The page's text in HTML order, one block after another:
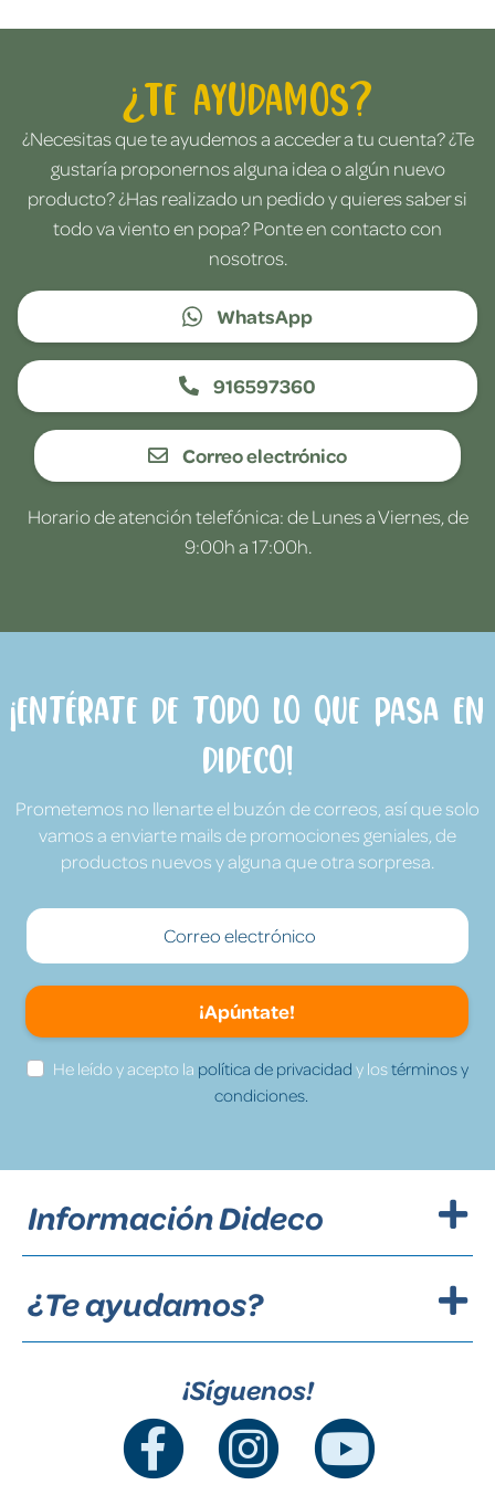
¿Te ayudamos?
¿Necesitas que te ayudemos a acceder a tu cuenta? ¿Te
gustaría proponernos alguna idea o algún nuevo
producto? ¿Has realizado un pedido y quieres saber si
todo va viento en popa? Ponte en contacto con
nosotros.
WhatsApp
916597360
Correo electrónico
Horario de atención telefónica: de Lunes a Viernes, de
9:00h a 17:00h.
¡Entérate de todo lo que pasa en
Dideco!
Prometemos no llenarte el buzón de correos, así que solo
vamos a enviarte mails de promociones geniales, de
productos nuevos y alguna que otra sorpresa.
¡Apúntate!
He leído y acepto la política de privacidad y lostérminos y
condiciones.
Información Dideco
¿Te ayudamos?
¡Síguenos!